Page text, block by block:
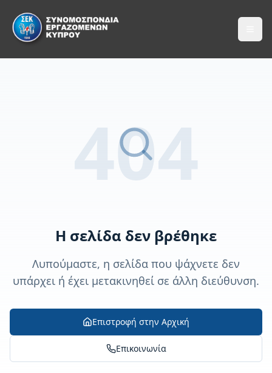
404
Η σελίδα δεν βρέθηκε
Λυπούμαστε, η σελίδα που ψάχνετε δεν
υπάρχει ή έχει μετακινηθεί σε άλλη διεύθυνση.
Επιστροφή στην Αρχική
Επικοινωνία